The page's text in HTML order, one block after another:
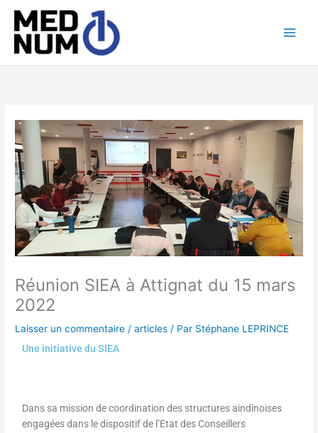
contenu
Réunion SIEA à Attignat du 15 mars
2022
Laisser un commentaire /articles / Par Stéphane LEPRINCE
Une initiative du SIEA
Dans sa mission de coordination des structures aindinoises
engagées dans le dispositif de l’Etat des Conseillers